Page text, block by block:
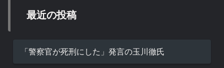
最近の投稿
「警察官が死刑にした」発言の玉川徹氏